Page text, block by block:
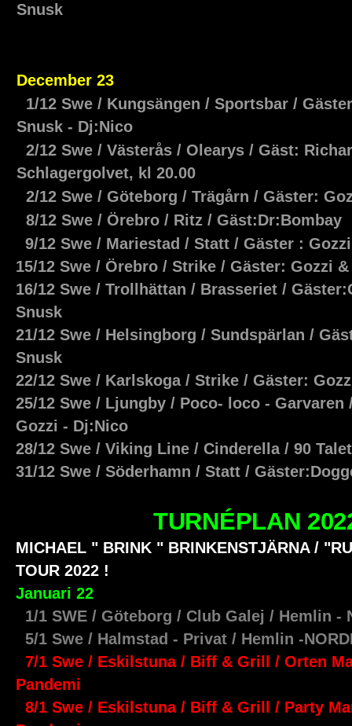
Snusk
December 23
1/12 Swe / Kungsängen / Sportsbar /
Snusk - Dj:Nico
2/12 Swe / Västerås / Olearys / Gäst:
Schlagergolvet, kl 20.00
2/12 Swe / Göteborg / Trägårn / Gäster:
8/12 Swe / Örebro / Ritz / Gäst:Dr:Bombay
9/12 Swe / Mariestad / Statt / Gäster :
15/12 Swe / Örebro / Strike / Gäster: Gozzi
16/12 Swe / Trollhättan / Brasseriet /
Snusk
21/12 Swe / Helsingborg / Sundspärlan /
Snusk
22/12 Swe / Karlskoga / Strike / Gäster:
25/12 Swe / Ljungby / Poco- loco - Garvaren
Gozzi - Dj:Nico
28/12 Swe / Viking Line / Cinderella / 90
31/12 Swe / Söderhamn / Statt /
TURNÉPLAN
MICHAEL " BRINK " BRINKENSTJÄRNA /
TOUR 2022 !
Januari 22
1/1 SWE / Göteborg / Club Galej / Hemlin -
5/1 Swe / Halmstad - Privat / Hemlin -
7/1 Swe / Eskilstuna / Biff & Grill / Orten
Pandemi
8/1 Swe / Eskilstuna / Biff & Grill / Party